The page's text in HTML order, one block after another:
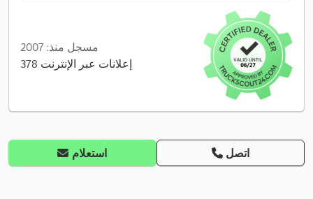
مسجل منذ: 2007
378 إعلانات عبر الإنترنت
استعلام اتصل